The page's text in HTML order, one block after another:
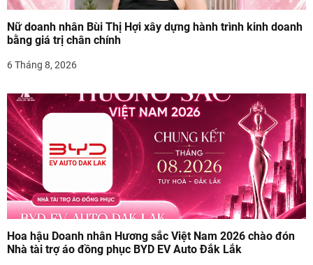
v
i
ế
t
Nữ doanh nhân Bùi Thị Hợi xây dựng hành trình kinh doanh
bằng giá trị chân chính
6 Tháng 8, 2026
Hoa hậu Doanh nhân Hương sắc Việt Nam 2026 chào đón
Nhà tài trợ áo đồng phục BYD EV Auto Đắk Lắk